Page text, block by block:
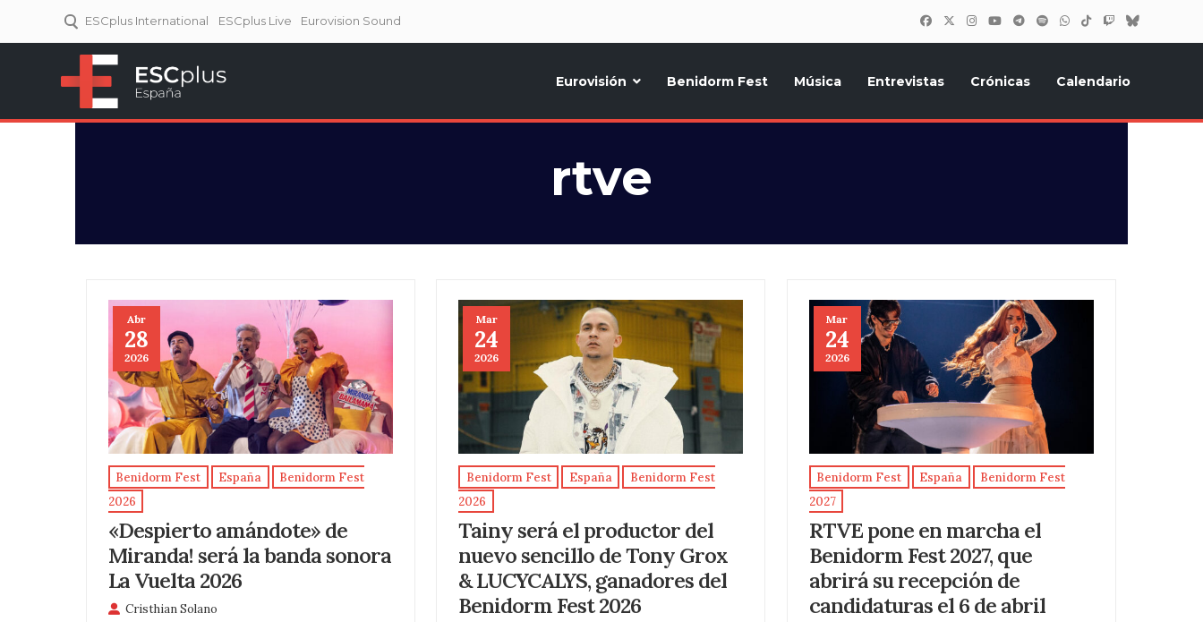
ESCplus International ESCplus Live Eurovision Sound
Eurovisión Benidorm Fest Música Entrevistas Crónicas Calendario
rtve
Abr
28
2026
Benidorm Fest España
Benidorm Fest
2026
«Despierto amándote» de
Miranda! será la banda sonora
La Vuelta 2026
Cristhian Solano
Mar
24
2026
Benidorm Fest España
Benidorm Fest
2026
Tainy será el productor del
nuevo sencillo de Tony Grox
& LUCYCALYS, ganadores del
Benidorm Fest 2026
Mar
24
2026
Benidorm Fest España
Benidorm Fest
2027
RTVE pone en marcha el
Benidorm Fest 2027, que
abrirá su recepción de
candidaturas el 6 de abril